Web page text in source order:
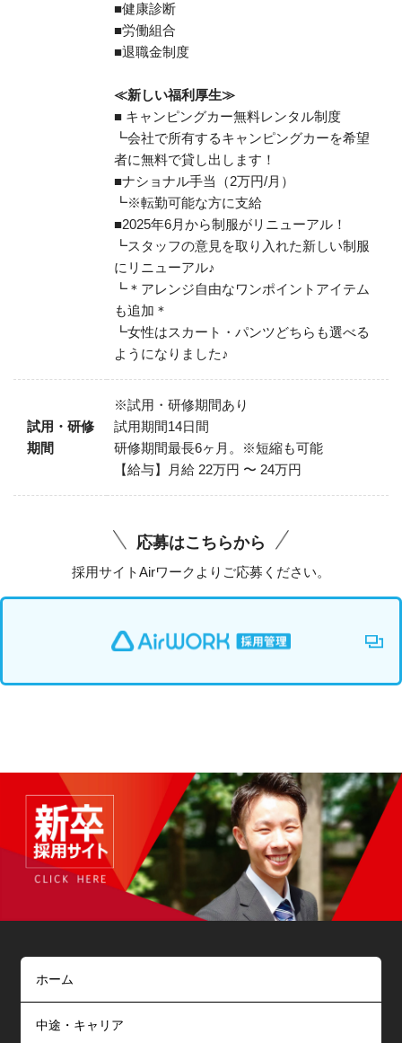
■健康診断
■労働組合
■退職金制度
≪新しい福利厚生≫
■ キャンピングカー無料レンタル制度
┗会社で所有するキャンピングカーを希望
者に無料で貸し出します！
■ナショナル手当（2万円/月）
┗※転勤可能な方に支給
■2025年6月から制服がリニューアル！
┗スタッフの意見を取り入れた新しい制服
にリニューアル♪
┗＊アレンジ自由なワンポイントアイテム
も追加＊
┗女性はスカート・パンツどちらも選べる
ようになりました♪
試用・研修
期間
※試用・研修期間あり
試用期間14日間
研修期間最長6ヶ月。※短縮も可能
【給与】月給 22万円 〜 24万円
応募はこちらから
採用サイトAirワークよりご応募ください。
ホーム
中途・キャリア